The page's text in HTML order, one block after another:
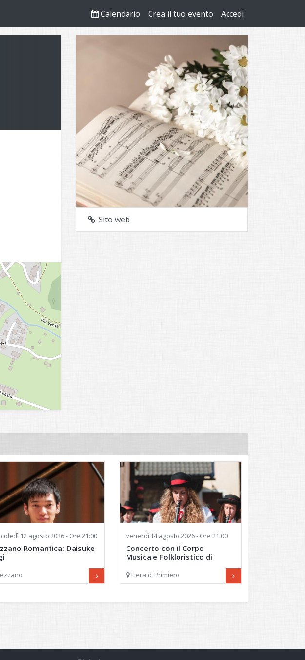
Calendario Crea il tuo evento Accedi
Sito web
12 agosto 2026 - Ore 21:00
Romantica: Daisuke
venerdì 14 agosto 2026 - Ore 21:00
Concerto con il Corpo
Musicale Folkloristico di
Nel centro di Fiera di Primiero
Fiera di Primiero